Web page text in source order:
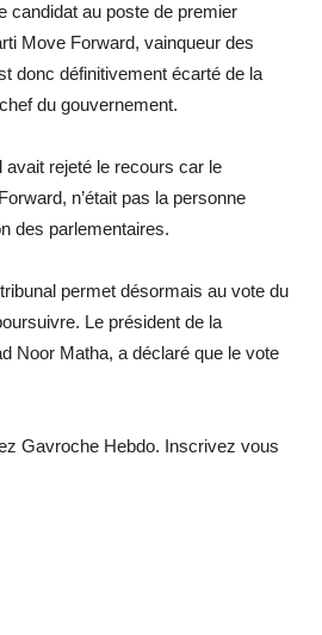
candidat au poste de premier
Move Forward, vainqueur des
donc définitivement écarté de la
du gouvernement.
avait rejeté le recours car le
n’était pas la personne
des parlementaires.
permet désormais au vote du
Le président de la
Noor Matha, a déclaré que le vote
Gavroche Hebdo. Inscrivez vous